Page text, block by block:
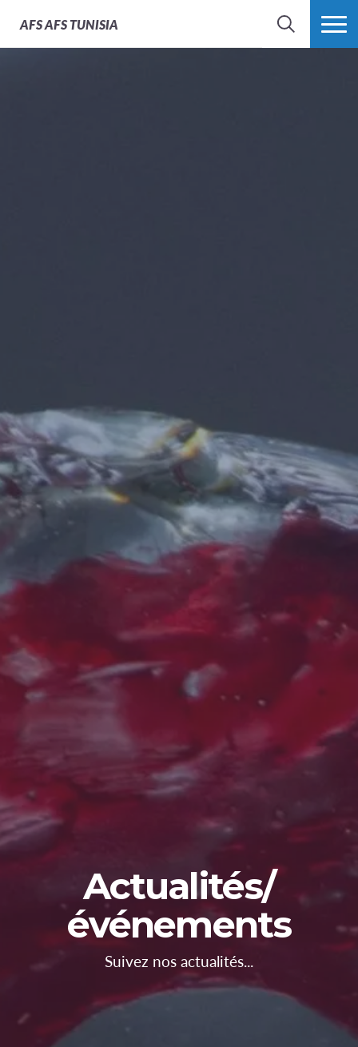
AFSAFS TUNISIA
RECHERCHERPLUS
Actualités/
événements
Suivez nos actualités...